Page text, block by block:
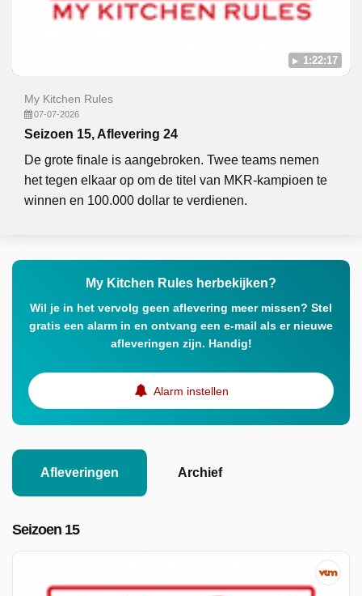
1:22:17
My Kitchen Rules
07-07-2026
Seizoen 15, Aflevering 24
De grote finale is aangebroken. Twee teams nemen
het tegen elkaar op om de titel van MKR-kampioen te
winnen en 100.000 dollar te verdienen.
My Kitchen Rules herbekijken?
Wil je in het vervolg geen aflevering meer missen? Stel
gratis een alarm in en ontvang een e-mail als er nieuwe
afleveringen zijn. Handig!
Alarm instellen
Afleveringen Archief
Seizoen 15